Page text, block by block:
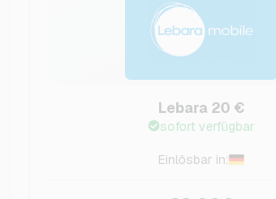
Lebara 20 €
sofort verfügbar
Einlösbar in: